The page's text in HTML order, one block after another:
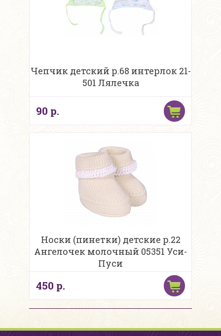
Чепчик детский р.68 интерлок 21-
501 Лялечка
90 р.
Носки (пинетки) детские р.22
Ангелочек молочный 05351 Уси-
Пуси
450 р.